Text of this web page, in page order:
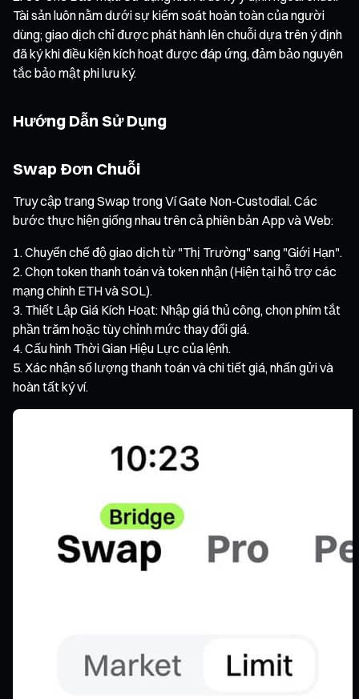
Tài sản luôn nằm dưới sự kiểm soát hoàn toàn của người
dùng; giao dịch chỉ được phát hành lên chuỗi dựa trên ý định
đã ký khi điều kiện kích hoạt được đáp ứng, đảm bảo nguyên
tắc bảo mật phi lưu ký.
Hướng Dẫn Sử Dụng
Swap Đơn Chuỗi
Truy cập trang Swap trong Ví Gate Non-Custodial. Các
bước thực hiện giống nhau trên cả phiên bản App và Web:
Chuyển chế độ giao dịch từ "Thị Trường" sang "Giới Hạn".
Chọn token thanh toán và token nhận (Hiện tại hỗ trợ các
mạng chính ETH và SOL).
Thiết Lập Giá Kích Hoạt: Nhập giá thủ công, chọn phím tắt
phần trăm hoặc tùy chỉnh mức thay đổi giá.
Cấu hình Thời Gian Hiệu Lực của lệnh.
Xác nhận số lượng thanh toán và chi tiết giá, nhấn gửi và
hoàn tất ký ví.